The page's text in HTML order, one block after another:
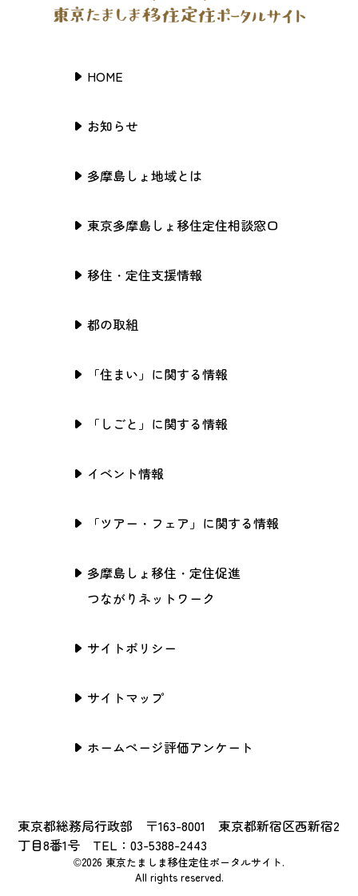
HOME
お知らせ
多摩島しょ地域とは
東京多摩島しょ移住定住相談窓口
移住・定住支援情報
都の取組
「住まい」に関する情報
「しごと」に関する情報
イベント情報
「ツアー・フェア」に関する情報
多摩島しょ移住・定住促進
つながりネットワーク
サイトポリシー
サイトマップ
ホームページ評価アンケート
東京都総務局行政部 〒163-8001 東京都新宿区西新宿2
丁目8番1号 TEL：03-5388-2443
©2026 東京たましま移住定住ポータルサイト.
All rights reserved.